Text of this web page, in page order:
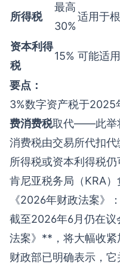
所得税
最高
30%
适用于
资本利得
税
15% 可能适
要点：
3%数字资产税于2025
费消费税取代——此举
消费税由交易所代扣
所得税或资本利得税
肯尼亚税务局（KRA
《2026年财政法案》
截至2026年6月仍在
法案》**，将大幅收紧
财政部已明确表示，